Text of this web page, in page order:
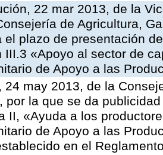
22 mar 2013, de la
de Agricultura,
el plazo de presentación
III.3 «Apoyo al sector de
de Apoyo a las
24 may 2013, de la
por la que se da
II, «Ayuda a los
de Apoyo a las
en el